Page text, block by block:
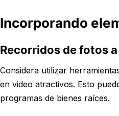
Incorporando
Recorridos de fotos
Considera utilizar
en video atractivos. Esto
programas de bienes raíces.